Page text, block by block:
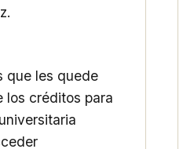
que les quede
los créditos para